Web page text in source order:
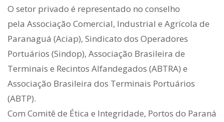
O setor privado é representado no conselho
pela Associação Comercial, Industrial e Agrícola de
Paranaguá (Aciap), Sindicato dos Operadores
Portuários (Sindop), Associação Brasileira de
Terminais e Recintos Alfandegados (ABTRA) e
Associação Brasileira dos Terminais Portuários
(ABTP).
Com Comitê de Ética e Integridade, Portos do Paraná